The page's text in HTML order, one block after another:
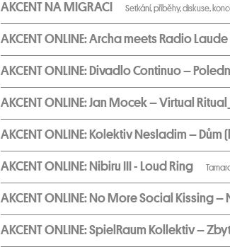
AKCENT NA MIGRACI Setkání, příběhy, diskuse,
AKCENT ONLINE: Archa meets Radio Laude
AKCENT ONLINE: Divadlo Continuo –
AKCENT ONLINE: Jan Mocek – Virtual
AKCENT ONLINE: Kolektiv Nesladim – Dům
AKCENT ONLINE: Nibiru III - Loud Ring
AKCENT ONLINE: No More Social Kissing –
AKCENT ONLINE: SpielRaum Kollektiv –